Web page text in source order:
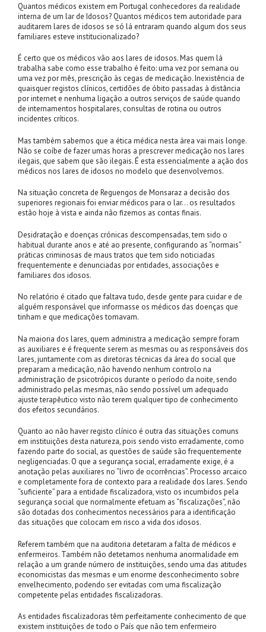
Quantos médicos existem em Portugal conhecedores da realidade
interna de um lar de Idosos? Quantos médicos tem autoridade para
auditarem lares de idosos se só lá entraram quando algum dos seus
familiares esteve institucionalizado?
É certo que os médicos vão aos lares de idosos. Mas quem lá
trabalha sabe como esse trabalho é feito: uma vez por semana ou
uma vez por mês, prescrição às cegas de medicação. Inexistência de
quaisquer registos clínicos, certidões de óbito passadas à distância
por internet e nenhuma ligação a outros serviços de saúde quando
de internamentos hospitalares, consultas de rotina ou outros
incidentes críticos.
Mas também sabemos que a ética médica nesta área vai mais longe.
Não se coíbe de fazer umas horas a prescrever medicação nos lares
ilegais, que sabem que são ilegais. É esta essencialmente a ação dos
médicos nos lares de idosos no modelo que desenvolvemos.
Na situação concreta de Reguengos de Monsaraz a decisão dos
superiores regionais foi enviar médicos para o lar… os resultados
estão hoje à vista e ainda não fizemos as contas finais.
Desidratação e doenças crónicas descompensadas, tem sido o
habitual durante anos e até ao presente, configurando as “normais”
práticas criminosas de maus tratos que tem sido noticiadas
frequentemente e denunciadas por entidades, associações e
familiares dos idosos.
No relatório é citado que faltava tudo, desde gente para cuidar e de
alguém responsável que informasse os médicos das doenças que
tinham e que medicações tomavam.
Na maioria dos lares, quem administra a medicação sempre foram
as auxiliares e é frequente serem as mesmas ou as responsáveis dos
lares, juntamente com as diretoras técnicas da área do social que
preparam a medicação, não havendo nenhum controlo na
administração de psicotrópicos durante o período da noite, sendo
administrado pelas mesmas, não sendo possível um adequado
ajuste terapêutico visto não terem qualquer tipo de conhecimento
dos efeitos secundários.
Quanto ao não haver registo clínico é outra das situações comuns
em instituições desta natureza, pois sendo visto erradamente, como
fazendo parte do social, as questões de saúde são frequentemente
negligenciadas. O que a segurança social, erradamente exige, é a
anotação pelas auxiliares no “livro de ocorrências”. Processo arcaico
e completamente fora de contexto para a realidade dos lares. Sendo
“suficiente” para a entidade fiscalizadora, visto os incumbidos pela
segurança social que normalmente efetuam as “fiscalizações”, não
são dotadas dos conhecimentos necessários para a identificação
das situações que colocam em risco a vida dos idosos.
Referem também que na auditoria detetaram a falta de médicos e
enfermeiros. Também não detetamos nenhuma anormalidade em
relação a um grande número de instituições, sendo uma das atitudes
economicistas das mesmas e um enorme desconhecimento sobre
envelhecimento, podendo ser evitadas com uma fiscalização
competente pelas entidades fiscalizadoras.
As entidades fiscalizadoras têm perfeitamente conhecimento de que
existem instituições de todo o País que não tem enfermeiro